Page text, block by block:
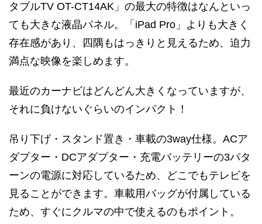
タブルTV OT-CT14AK」の最大の特徴はなんといっ
ても大きな液晶パネル。「iPad Pro」よりも大きく
存在感があり、四隅もはっきりと見えるため、迫力
満点な映像を楽しめます。
最近のカーナビはどんどん大きくなっていますが、
それに負けないぐらいのインパクト！
吊り下げ・スタンド置き・車載の3way仕様。ACア
ダプター・DCアダプター・充電バッテリーの3パタ
ーンの電源に対応しているため、どこでもテレビを
見ることができます。車載用バッグが付属している
ため、すぐにクルマの中で使えるのもポイント。